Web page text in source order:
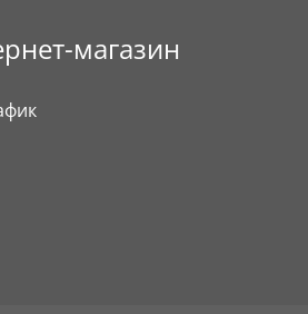
магазин